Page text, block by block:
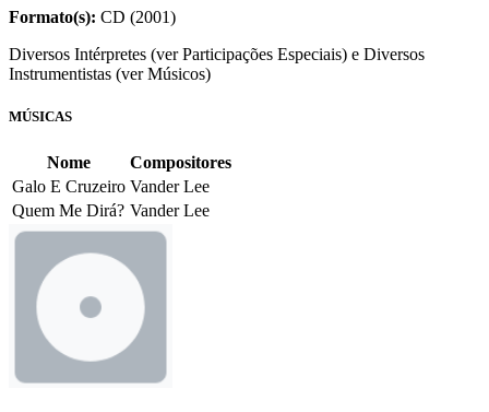
Formato(s): CD (2001)
Diversos Intérpretes (ver Participações Especiais) e Diversos
Instrumentistas (ver Músicos)
MÚSICAS
Nome
Compositores
Galo E Cruzeiro Vander Lee
Quem Me Dirá? Vander Lee